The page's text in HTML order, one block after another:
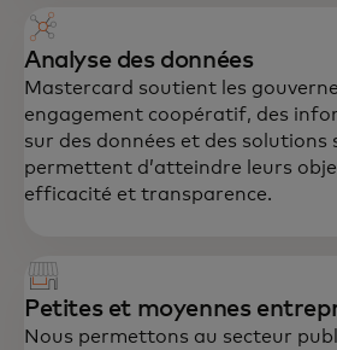
Analyse des données
Mastercard soutient les
engagement coopératif, des
sur des données et des solutions
permettent d’atteindre leurs
efficacité et transparence.
Petites et moyennes
Nous permettons au secteur